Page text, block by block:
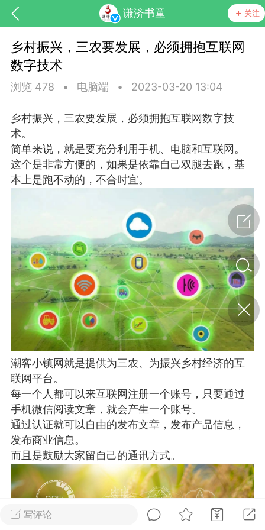
谦济书童 关注
，华夏中医人：家门口的中医人！
节气气象
·特急预警】关
节返乡期间“闪
急提示
0
如何购买【理肺清瘟膏】
【养正护络膏】？
小海（HAi）
卫通：内经视角
养要义
0
女子五七，阳明脉衰：女性
养颜首重阳明胃经
写评论
乡村振兴，三农要发展，必须拥抱互联网
数字技术
浏览 478 • 电脑端 • 2023-03-20 13:04
乡村振兴，三农要发展，必须拥抱互联网数字技
术。
简单来说，就是要充分利用手机、电脑和互联网。
这个是非常方便的，如果是依靠自己双腿去跑，基
本上是跑不动的，不合时宜。
潮客小镇网就是提供为三农、为振兴乡村经济的互
联网平台。
每一个人都可以来互联网注册一个账号，只要通过
手机微信阅读文章，就会产生一个账号。
通过认证就可以自由的发布文章，发布产品信息，
发布商业信息。
而且是鼓励大家留自己的通讯方式。